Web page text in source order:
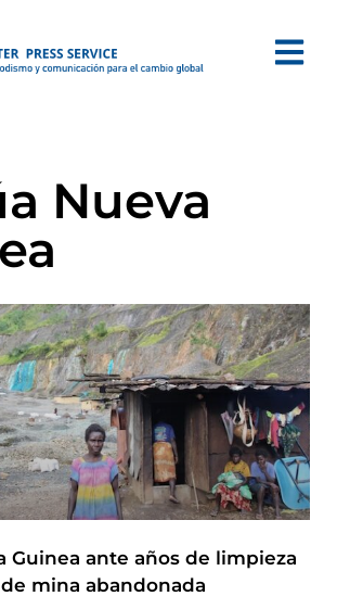
Nueva
Guinea ante años de limpieza
mina abandonada